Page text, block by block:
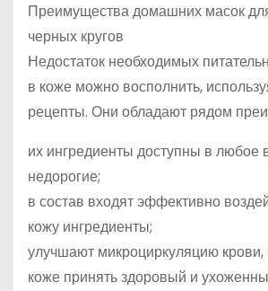
Преимущества домашних масок
черных кругов
Недостаток необходимых
в коже можно восполнить,
рецепты. Они обладают рядом
их ингредиенты доступны в любое
недорогие;
в состав входят эффективно
кожу ингредиенты;
улучшают микроциркуляцию крови,
коже принять здоровый и